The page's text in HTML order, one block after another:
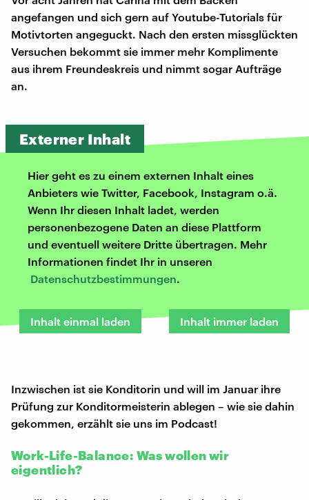
angefangen und sich gern auf Youtube-Tutorials für
Motivtorten angeguckt. Nach den ersten missglückten
Versuchen bekommt sie immer mehr Komplimente
aus ihrem Freundeskreis und nimmt sogar Aufträge
an.
Externer Inhalt
Hier geht es zu einem externen Inhalt eines
Anbieters wie Twitter, Facebook, Instagram o.ä.
Wenn Ihr diesen Inhalt ladet, werden
personenbezogene Daten an diese Plattform
und eventuell weitere Dritte übertragen. Mehr
Informationen findet Ihr in unseren
Datenschutzbestimmungen.
Inhalt einmal laden Inhalt immer laden
Inzwischen ist sie Konditorin und will im Januar ihre
Prüfung zur Konditormeisterin ablegen – wie sie dahin
gekommen, erzählt sie uns im Podcast!
Work-Life-Balance: Was wollen wir
eigentlich?